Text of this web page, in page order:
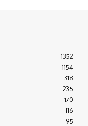
1352
1154
318
235
170
116
95